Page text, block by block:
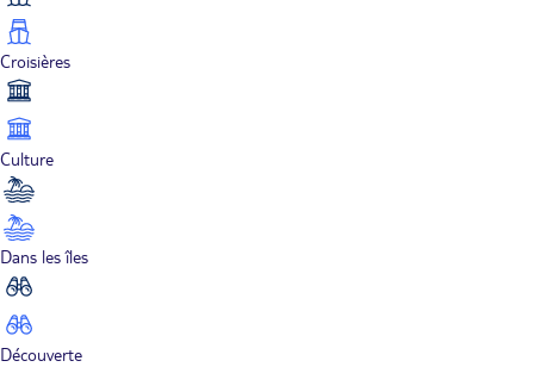
Croisières
Culture
Dans les îles
Découverte